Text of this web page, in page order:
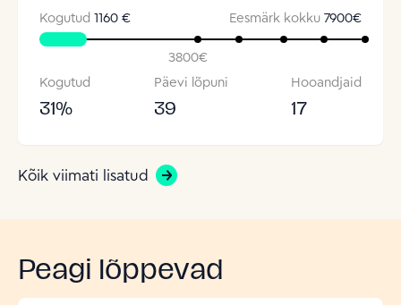
Kogutud 1160 € Eesmärk kokku 7900€
3800€
Kogutud
31%
Päevi lõpuni
39
Hooandjaid
17
Kõik viimati lisatud
Peagi lõppevad